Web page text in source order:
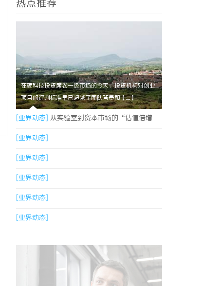
热点推荐
在硬科技投资席卷一级市场的今天，投资机构对创业
项目的评判标准早已超越了团队背景和【....】
[业界动态] 从实验室到资本市场的“估值倍增
器”：专利律师如何重塑硬科技企业的融资逻辑
[业界动态]
[业界动态]
[业界动态]
[业界动态]
[业界动态]